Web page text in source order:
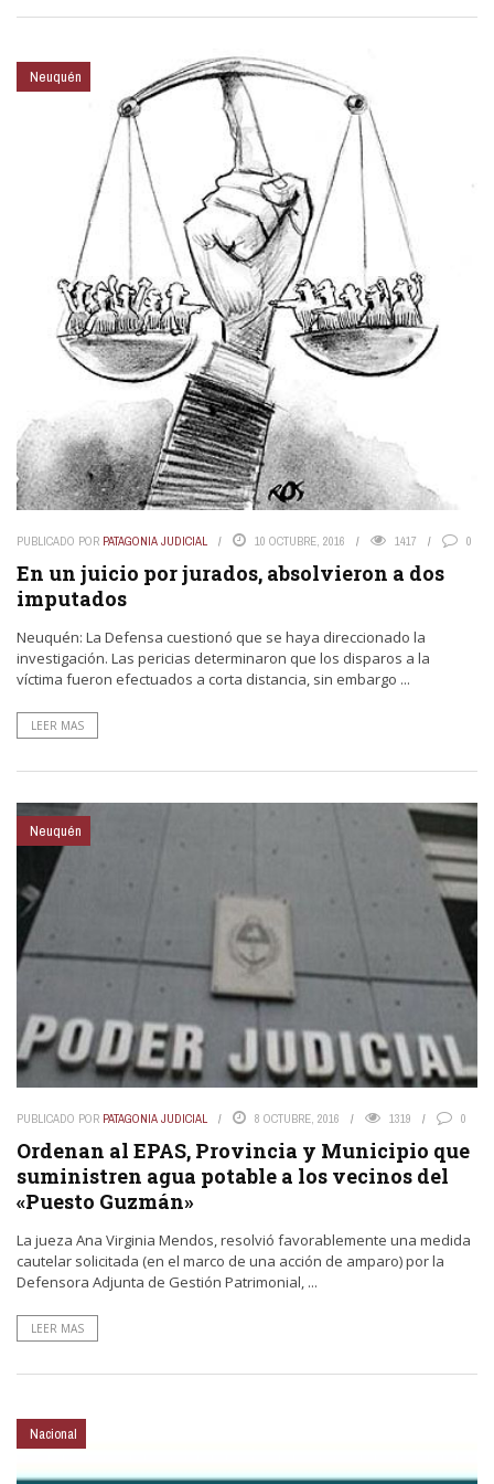
Neuquén
PUBLICADO POR PATAGONIA JUDICIAL 10 OCTUBRE, 2016 1417 0
En un juicio por jurados, absolvieron a dos
imputados
Neuquén: La Defensa cuestionó que se haya direccionado la
investigación. Las pericias determinaron que los disparos a la
víctima fueron efectuados a corta distancia, sin embargo ...
LEER MAS
Neuquén
PUBLICADO POR PATAGONIA JUDICIAL 8 OCTUBRE, 2016 1319 0
Ordenan al EPAS, Provincia y Municipio que
suministren agua potable a los vecinos del
«Puesto Guzmán»
La jueza Ana Virginia Mendos, resolvió favorablemente una medida
cautelar solicitada (en el marco de una acción de amparo) por la
Defensora Adjunta de Gestión Patrimonial, ...
LEER MAS
Nacional